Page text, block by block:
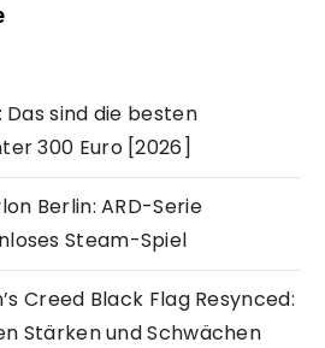
Das sind die besten
300 Euro [2026]
Berlin: ARD-Serie
Steam-Spiel
Creed Black Flag Resynced:
Stärken und Schwächen